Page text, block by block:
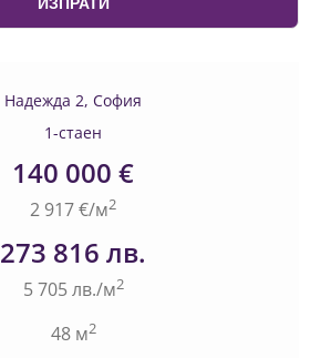
Надежда 2, София
1-стаен
140 000 €
2 917 €/м2
273 816 лв.
5 705 лв./м2
48 м2